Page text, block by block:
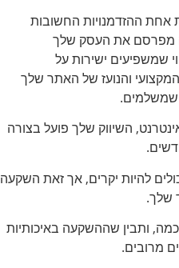
ההזדמנויות החשובות
מפרסם את העסק שלך
שמשפיעים ישירות על
והנועז של האתר שלך
שמשלמים.
השיווק שלך פועל בצורה
להיות יקרים, אך זאת השקעה
שלך.
ותבין שההשקעה באיכותיות
מרובים.